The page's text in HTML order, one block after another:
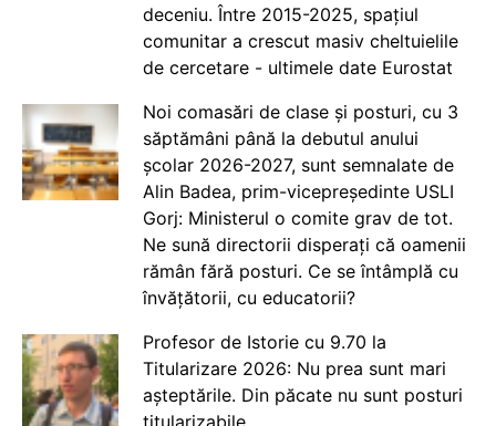
deceniu. Între 2015-2025, spațiul
comunitar a crescut masiv cheltuielile
de cercetare - ultimele date Eurostat
Noi comasări de clase și posturi, cu 3
săptămâni până la debutul anului
școlar 2026-2027, sunt semnalate de
Alin Badea, prim-vicepreședinte USLI
Gorj: Ministerul o comite grav de tot.
Ne sună directorii disperați că oamenii
rămân fără posturi. Ce se întâmplă cu
învățătorii, cu educatorii?
Profesor de Istorie cu 9.70 la
Titularizare 2026: Nu prea sunt mari
așteptările. Din păcate nu sunt posturi
titularizabile